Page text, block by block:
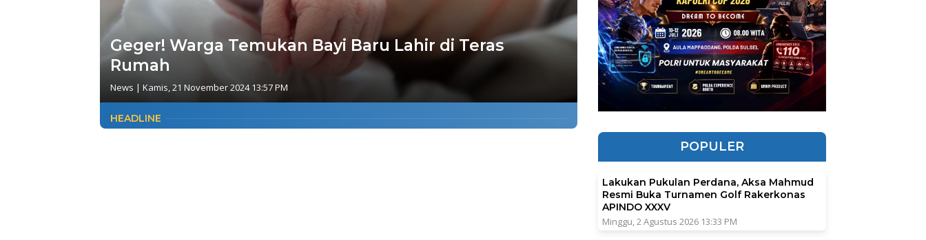
Geger! Warga Temukan Bayi Baru Lahir di Teras
Rumah
News | Kamis, 21 November 2024 13:57 PM
HEADLINE
POPULER
Lakukan Pukulan Perdana, Aksa Mahmud
Resmi Buka Turnamen Golf Rakerkonas
APINDO XXXV
Minggu, 2 Agustus 2026 13:33 PM